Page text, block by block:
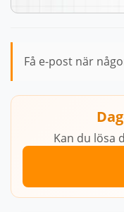
Få e-post när
Kan du lösa